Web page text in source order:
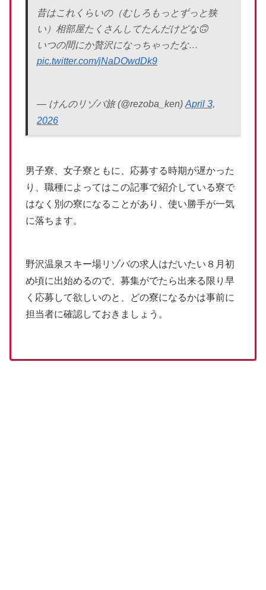
昔はこれくらいの（むしろもっとずっと狭
い）相部屋たくさんしてたんだけどな🙃
いつの間にか贅沢になっちゃったな…
pic.twitter.com/jNaDOwdDk9
— けんのリゾバ旅 (@rezoba_ken) April 3,
2026
男子寮、女子寮ともに、応募する時期が遅かった
り、職種によってはこの記事で紹介している寮で
はなく別の寮になることがあり、使い勝手が一気
に落ちます。
野沢温泉スキー場リゾバの求人はだいたい８月初
め頃に出始めるので、募集がでたら出来る限り早
く応募して欲しいのと、どの寮になるかは事前に
担当者に確認しておきましょう。